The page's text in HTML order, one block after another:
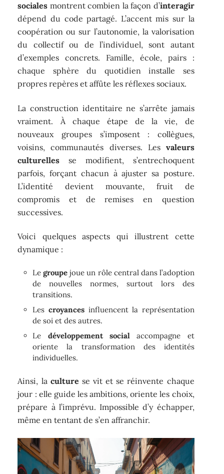
sociales montrent combien la façon d’interagir
dépend du code partagé. L’accent mis sur la
coopération ou sur l’autonomie, la valorisation
du collectif ou de l’individuel, sont autant
d’exemples concrets. Famille, école, pairs :
chaque sphère du quotidien installe ses
propres repères et affûte les réflexes sociaux.
La construction identitaire ne s’arrête jamais
vraiment. À chaque étape de la vie, de
nouveaux groupes s’imposent : collègues,
voisins, communautés diverses. Les valeurs
culturelles se modifient, s’entrechoquent
parfois, forçant chacun à ajuster sa posture.
L’identité devient mouvante, fruit de
compromis et de remises en question
successives.
Voici quelques aspects qui illustrent cette
dynamique :
Legroupe joue un rôle central dans l’adoption
de nouvelles normes, surtout lors des
transitions.
Les croyancesinfluencent la représentation
de soi et des autres.
Le développement social accompagne et
oriente la transformation des identités
individuelles.
Ainsi, la culture se vit et se réinvente chaque
jour : elle guide les ambitions, oriente les choix,
prépare à l’imprévu. Impossible d’y échapper,
même en tentant de s’en affranchir.